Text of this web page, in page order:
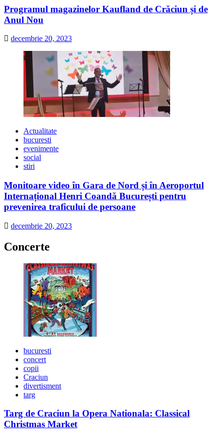
Programul magazinelor Kaufland de Crăciun și de
Anul Nou
decembrie 20, 2023
Actualitate
bucuresti
evenimente
social
stiri
Monitoare video în Gara de Nord și în Aeroportul
Internațional Henri Coandă București pentru
prevenirea traficului de persoane
decembrie 20, 2023
Concerte
bucuresti
concert
copii
Craciun
divertisment
targ
Targ de Craciun la Opera Nationala: Classical
Christmas Market